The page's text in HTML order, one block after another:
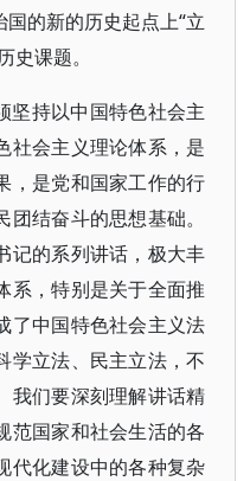
的新的历史起点上“立
史课题。
坚持以中国特色社会主
社会主义理论体系，是
，是党和国家工作的行
结奋斗的思想基础。
记的系列讲话，极大丰
系，特别是关于全面推
了中国特色社会主义法
学立法、民主立法，不
我们要深刻理解讲话精
范国家和社会生活的各
代化建设中的各种复杂